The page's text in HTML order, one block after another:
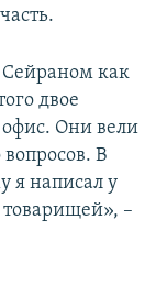
как
двое
Они вели
В
я написал у
–